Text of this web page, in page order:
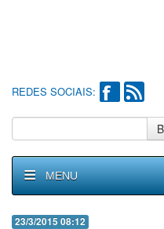
REDES SOCIAIS:
MENU
23/3/2015 08:12